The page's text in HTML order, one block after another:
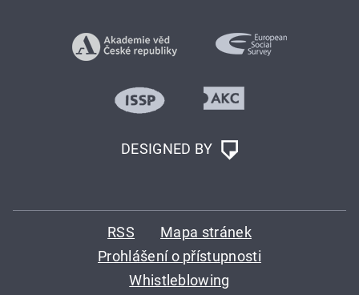
DESIGNED BY
RSS
Mapa stránek
Prohlášení o přístupnosti
Whistleblowing